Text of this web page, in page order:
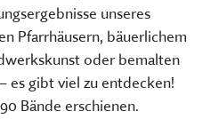
unseres
Pfarrhäusern, bäuerlichem
oder bemalten
es gibt viel zu entdecken!
Bände erschienen.